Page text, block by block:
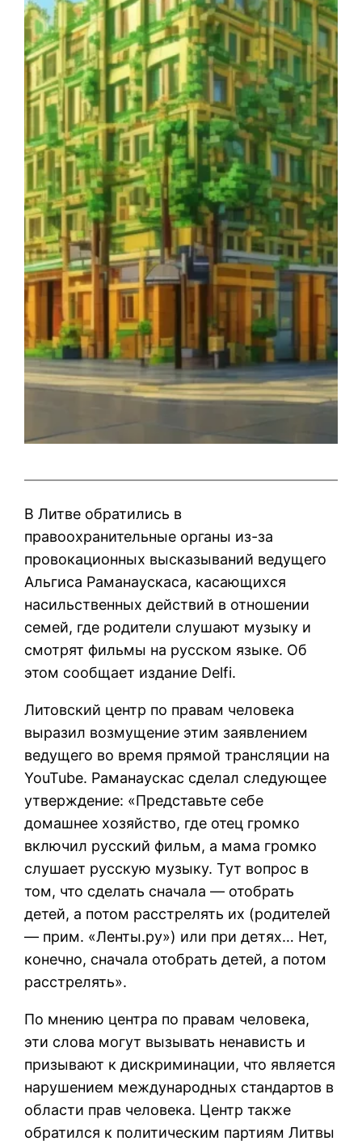
В Литве обратились в
правоохранительные органы из-за
провокационных высказываний ведущего
Альгиса Раманаускаса, касающихся
насильственных действий в отношении
семей, где родители слушают музыку и
смотрят фильмы на русском языке. Об
этом сообщает издание Delfi.
Литовский центр по правам человека
выразил возмущение этим заявлением
ведущего во время прямой трансляции на
YouTube. Раманаускас сделал следующее
утверждение: «Представьте себе
домашнее хозяйство, где отец громко
включил русский фильм, а мама громко
слушает русскую музыку. Тут вопрос в
том, что сделать сначала — отобрать
детей, а потом расстрелять их (родителей
— прим. «Ленты.ру») или при детях… Нет,
конечно, сначала отобрать детей, а потом
расстрелять».
По мнению центра по правам человека,
эти слова могут вызывать ненависть и
призывают к дискриминации, что является
нарушением международных стандартов в
области прав человека. Центр также
обратился к политическим партиям Литвы